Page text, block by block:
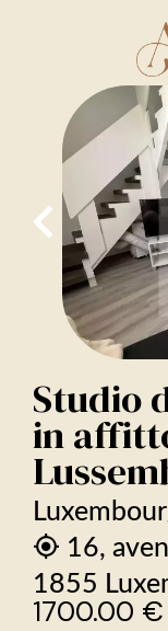
Studio
in
16,
1855
1700.00